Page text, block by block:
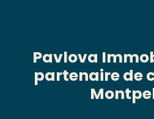
Pavlova
partenaire de